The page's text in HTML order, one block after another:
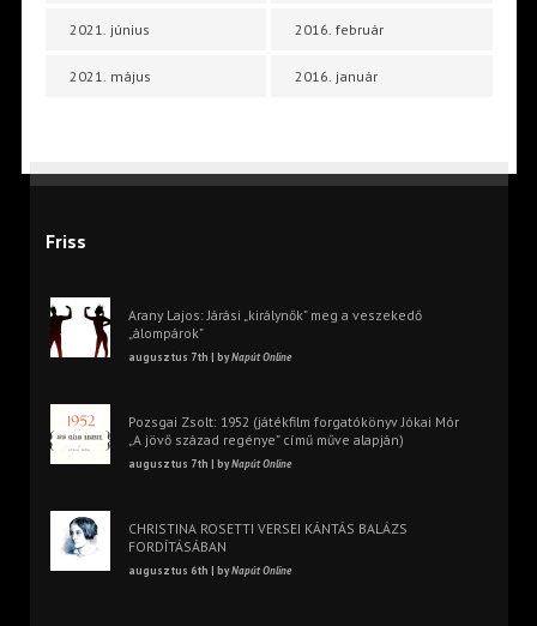
2021. június
2021. május
2016. február
2016. január
Friss
Arany Lajos: Járási „királynők” meg a veszekedő
„álompárok”
augusztus 7th | byNapút Online
Pozsgai Zsolt: 1952 (játékfilm forgatókönyv Jókai Mór
„A jövő század regénye” című műve alapján)
augusztus 7th | byNapút Online
CHRISTINA ROSETTI VERSEI KÁNTÁS BALÁZS
FORDÍTÁSÁBAN
augusztus 6th | byNapút Online